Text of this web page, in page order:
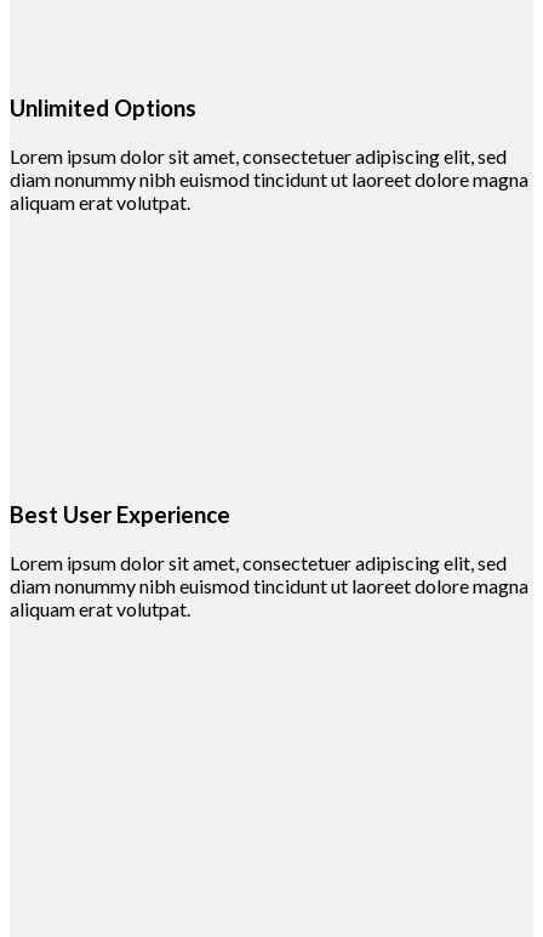
Unlimited Options
Lorem ipsum dolor sit amet, consectetuer adipiscing elit, sed
diam nonummy nibh euismod tincidunt ut laoreet dolore magna
aliquam erat volutpat.
Best User Experience
Lorem ipsum dolor sit amet, consectetuer adipiscing elit, sed
diam nonummy nibh euismod tincidunt ut laoreet dolore magna
aliquam erat volutpat.